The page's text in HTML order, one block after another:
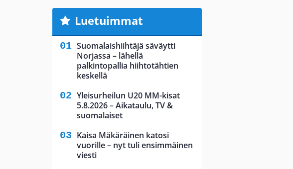
Luetuimmat
Suomalaishiihtäjä säväytti
Norjassa – lähellä
palkintopallia hiihtotähtien
keskellä
Yleisurheilun U20 MM-kisat
5.8.2026 – Aikataulu, TV &
suomalaiset
Kaisa Mäkäräinen katosi
vuorille – nyt tuli ensimmäinen
viesti